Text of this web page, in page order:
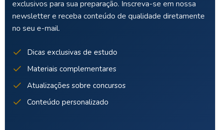
exclusivos para sua preparação. Inscreva-se em nossa
newsletter e receba conteúdo de qualidade diretamente
no seu e-mail.
Dicas exclusivas de estudo
Materiais complementares
Atualizações sobre concursos
Conteúdo personalizado